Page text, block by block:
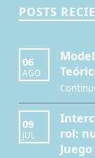
POSTS
06
AGO
09
JUL
rol:
Juego